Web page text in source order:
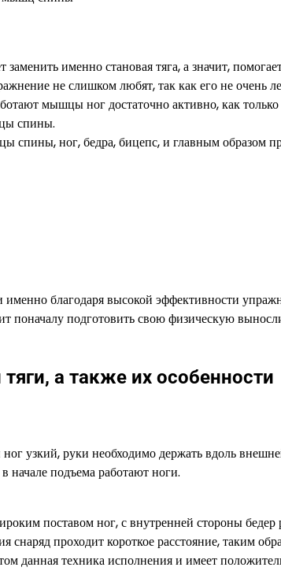
именно становая тяга, а значит,
не слишком любят, так как его не очень
мышцы ног достаточно активно, как только
спины.
спины, ног, бедра, бицепс, и главным образом
именно благодаря высокой эффективности
поначалу подготовить свою физическую
а также их особенности
узкий, руки необходимо держать вдоль
начале подъема работают ноги.
поставом ног, с внутренней стороны
проходит короткое расстояние, таким
данная техника исполнения и имеет